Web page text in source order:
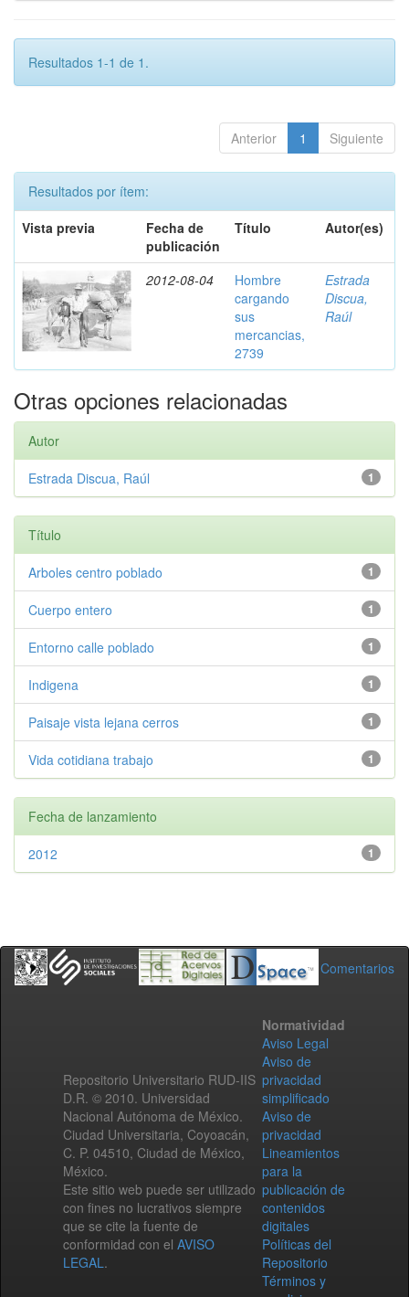
Resultados 1-1 de 1.
Anterior 1 Siguiente
Resultados por ítem:
Vista previa
Fecha de
publicación
Título Autor(es)
2012-08-04
Hombre
cargando
sus
mercancias,
2739
Estrada
Discua,
Raúl
Otras opciones relacionadas
Autor
1
Estrada Discua, Raúl
Título
1
Arboles centro poblado
1
Cuerpo entero
1
Entorno calle poblado
1
Indigena
1
Paisaje vista lejana cerros
1
Vida cotidiana trabajo
Fecha de lanzamiento
1
2012
Comentarios
Repositorio Universitario RUD-IIS
D.R. © 2010. Universidad
Nacional Autónoma de México.
Ciudad Universitaria, Coyoacán,
C. P. 04510, Ciudad de México,
México.
Este sitio web puede ser utilizado
con fines no lucrativos siempre
que se cite la fuente de
conformidad con el AVISO
LEGAL.
Normatividad
Aviso Legal
Aviso de
privacidad
simplificado
Aviso de
privacidad
Lineamientos
para la
publicación de
contenidos
digitales
Políticas del
Repositorio
Términos y